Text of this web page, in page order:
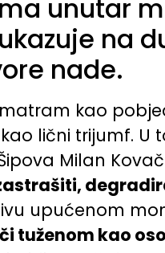
unutar
ukazuje na
nade.
kao
lični trijumf.
Milan
upućenom
tuženom kao